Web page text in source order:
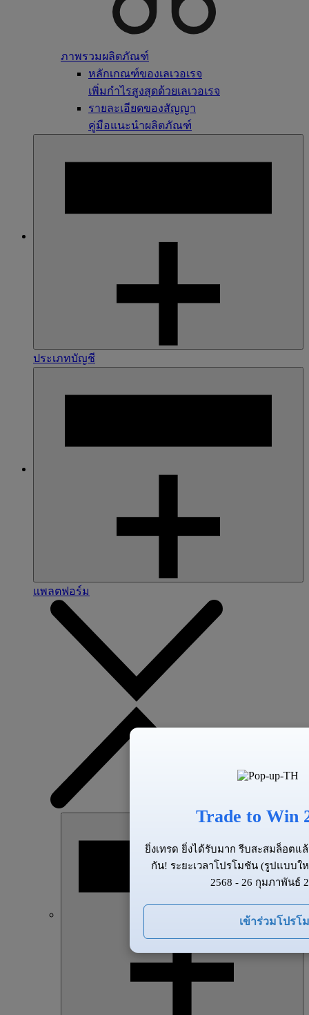
ภาพรวมผลิตภัณฑ์
หลักเกณฑ์ของเลเวอเรจ
เพิ่มกำไรสูงสุดด้วยเลเวอเรจ
รายละเอียดของสัญญา
คู่มือแนะนำผลิตภัณฑ์
ประเภทบัญชี
แพลตฟอร์ม
Trade to Win
ยิ่งเทรด ยิ่งได้รับมาก รีบสะสมล็อตแ
กัน! ระยะเวลาโปรโมชัน (รูปแบบใ
2568 - 26 กุมภาพันธ์
เข้าร่วมโปรโ